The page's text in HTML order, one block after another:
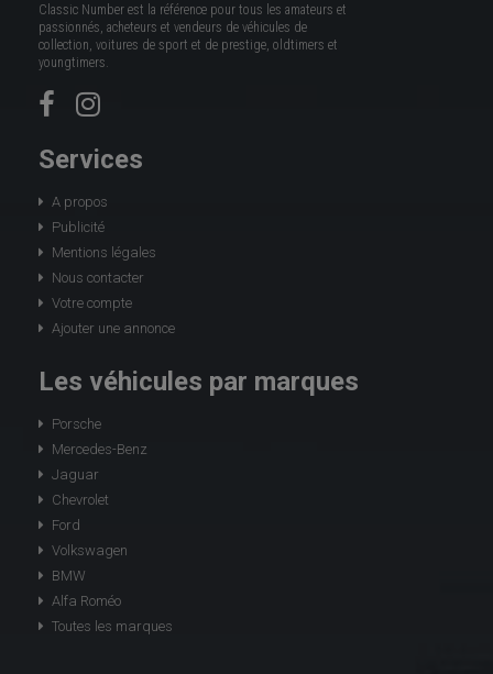
Classic Number est la référence pour tous les amateurs et
passionnés, acheteurs et vendeurs de véhicules de
collection, voitures de sport et de prestige, oldtimers et
youngtimers.
Services
A propos
Publicité
Mentions légales
Nous contacter
Votre compte
Ajouter une annonce
Les véhicules par marques
Porsche
Mercedes-Benz
Jaguar
Chevrolet
Ford
Volkswagen
BMW
Alfa Roméo
Toutes les marques